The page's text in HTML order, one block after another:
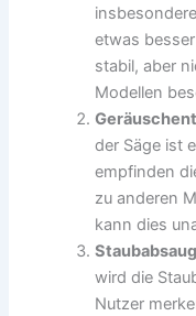
etwas
stabil, aber
Modellen
der Säge ist
empfinden
zu anderen
kann dies
wird die
Nutzer